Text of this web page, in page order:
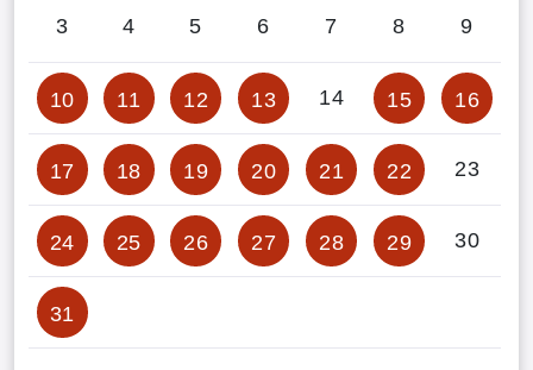
3 4 5 6 7 8 9
10 11 12 13 14 15 16
17 18 19 20 21 22 23
24 25 26 27 28 29 30
31